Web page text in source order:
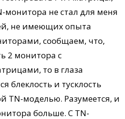
монитора не стал для меня
не имеющих опыта
сообщаем, что,
2 монитора с
то в глаза
блеклость и тусклость
TN-моделью. Разумеется, и
больше. С TN-